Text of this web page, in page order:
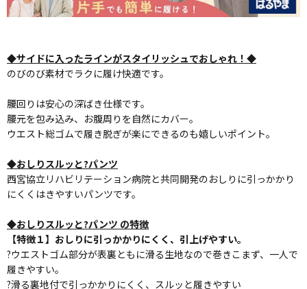
◆サイドに入ったラインがスタイリッシュでおしゃれ！◆
のびのび素材でラクに履け快適です。
腰回りは安心の深ばき仕様です。
腰元を包み込み、お腹周りを自然にカバー。
ウエスト総ゴムで履き脱ぎが楽にできるのも嬉しいポイント。
◆おしりスルッと?パンツ
西宮協立リハビリテーション病院と共同開発のおしりに引っかかり
にくくはきやすいパンツです。
◆おしりスルッと?パンツ の特徴
【特徴１】おしりに引っかかりにくく、引上げやすい。
?ウエストゴム部分が表裏ともに滑る生地なので巻きこまず、一人で
履きやすい。
?滑る裏地付で引っかかりにくく、スルッと履きやすい